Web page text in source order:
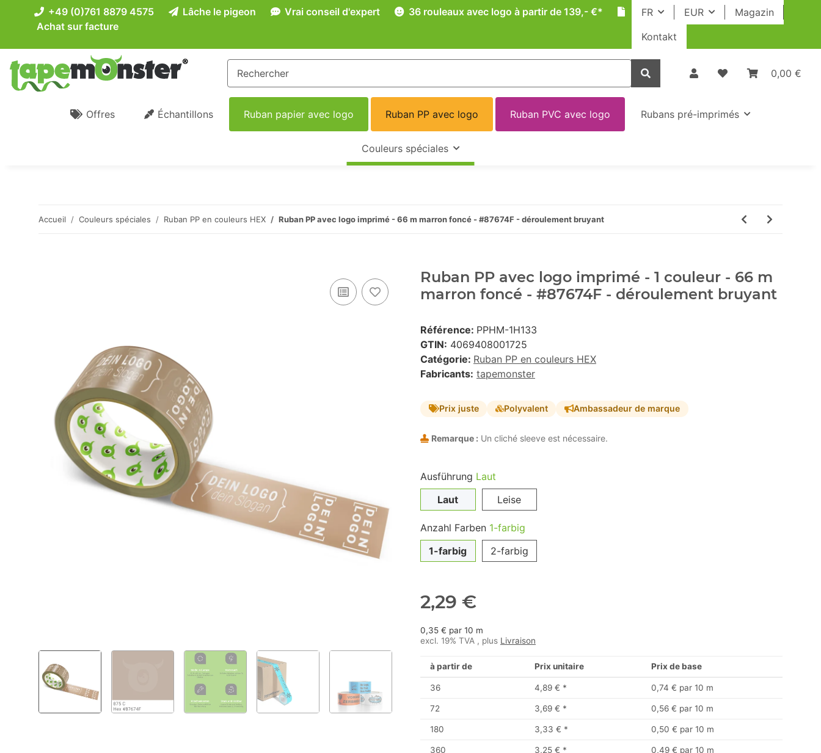
FR EUR
Magazin
Kontakt
+49 (0)761 8879 4575 Lâche le pigeon Vrai conseil d'expert
36 rouleaux avec logo à partir de 139,- €*
Achat sur facture
0,00 €
Offres Échantillons Ruban papier avec logo Ruban PP avec logo Ruban PVC avec logo Rubans pré-imprimés
Couleurs spéciales
Accueil Couleurs spéciales Ruban PP en couleurs HEX Ruban PP avec logo imprimé - 66 m marron foncé - #87674F - déroulement bruyant
Ruban PP avec logo imprimé - 1 couleur - 66 m
marron foncé - #87674F - déroulement bruyant
Référence: PPHM-1H133
GTIN: 4069408001725
Catégorie: Ruban PP en couleurs HEX
Fabricants: tapemonster
Prix juste Polyvalent Ambassadeur de marque
Remarque : Un cliché sleeve est nécessaire.
Ausführung Laut
Laut
Leise
Anzahl Farben 1-farbig
1-farbig
2-farbig
2,29 €
0,35 € par 10 m
excl. 19% TVA , plus Livraison
à partir de Prix unitaire Prix de base
36 4,89 € * 0,74 € par 10 m
72 3,69 € * 0,56 € par 10 m
180 3,33 € * 0,50 € par 10 m
360 3,25 € * 0,49 € par 10 m